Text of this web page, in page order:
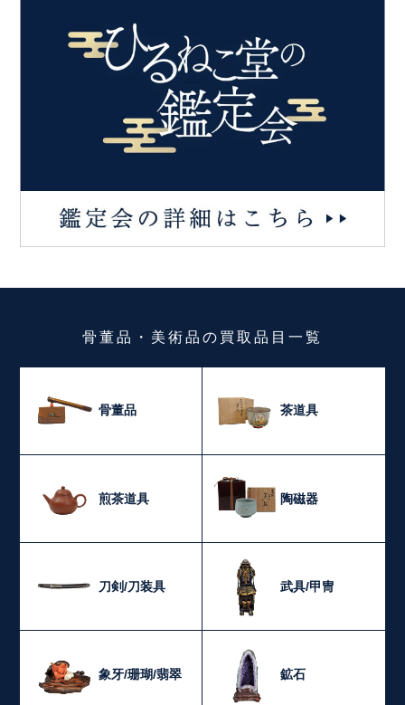
骨董品・美術品の買取品目一覧
骨董品 茶道具
煎茶道具 陶磁器
刀剣/刀装具 武具/甲冑
象牙/珊瑚/翡翠 鉱石